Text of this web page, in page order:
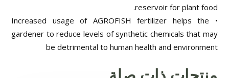
reservoir for plant food.
• Increased usage of AGROFISH fertilizer helps the
gardener to reduce levels of synthetic chemicals that may
be detrimental to human health and environment